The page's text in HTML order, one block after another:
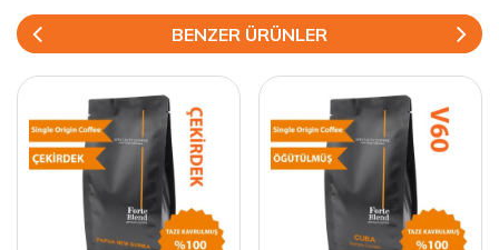
BENZER ÜRÜNLER